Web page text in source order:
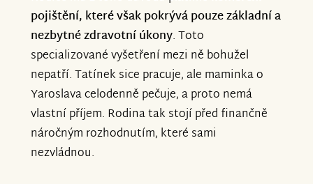
pojištění, které však pokrývá pouze základní a
nezbytné zdravotní úkony. Toto
specializované vyšetření mezi ně bohužel
nepatří. Tatínek sice pracuje, ale maminka o
Yaroslava celodenně pečuje, a proto nemá
vlastní příjem. Rodina tak stojí před finančně
náročným rozhodnutím, které sami
nezvládnou.